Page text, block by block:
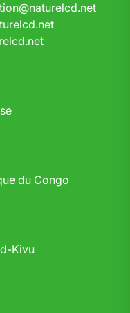
du Congo
Kivu